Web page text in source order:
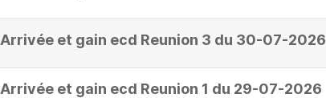
Arrivée et gain ecd Reunion 3 du 30-07-2026
Arrivée et gain ecd Reunion 1 du 29-07-2026